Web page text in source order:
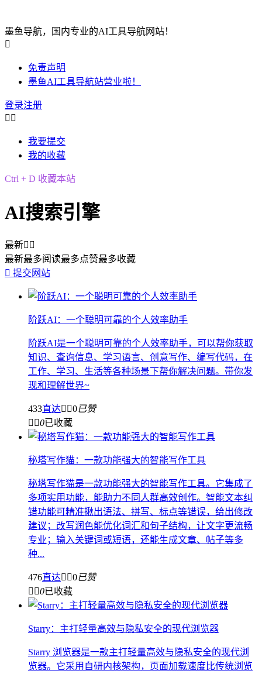
墨鱼导航，国内专业的AI工具导航网站！

免责声明
墨鱼AI工具导航站营业啦！
登录注册
 
我要提交
我的收藏
Ctrl + D 收藏本站
AI搜索引擎
最新 
最新最多阅读最多点赞最多收藏
 提交网站
阶跃AI：一个聪明可靠的个人效率助手
阶跃AI是一个聪明可靠的个人效率助手，可以帮你获取
知识、查询信息、学习语言、创意写作、编写代码，在
工作、学习、生活等各种场景下帮你解决问题。带你发
现和理解世界~
433直达 0已赞
 0已收藏
秘塔写作猫：一款功能强大的智能写作工具
秘塔写作猫是一款功能强大的智能写作工具。它集成了
多项实用功能，能助力不同人群高效创作。智能文本纠
错功能可精准揪出语法、拼写、标点等错误，给出修改
建议；改写润色能优化词汇和句子结构，让文字更流畅
专业；输入关键词或短语，还能生成文章、帖子等多
种...
476直达 0已赞
 0已收藏
Starry：主打轻量高效与隐私安全的现代浏览器
Starry 浏览器是一款主打轻量高效与隐私安全的现代浏
览器。它采用自研内核架构，页面加载速度比传统浏览